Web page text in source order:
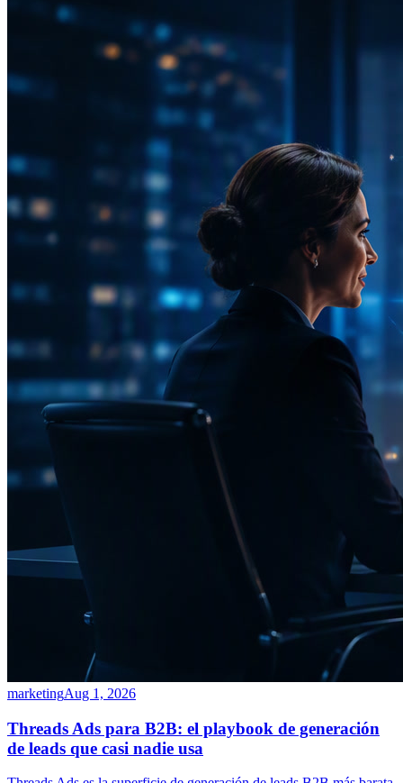
marketingAug 1, 2026
Threads Ads para B2B: el playbook de generación
de leads que casi nadie usa